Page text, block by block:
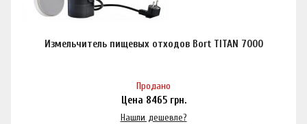
Измельчитель пищевых отходов Bort TITAN 7000
Продано
Цена 8465грн.
Нашли дешевле?